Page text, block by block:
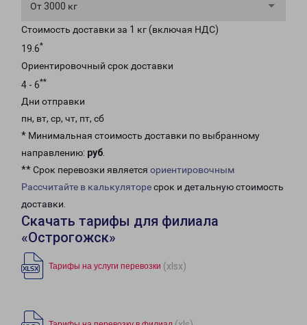
От 3000 кг
Стоимость доставки за 1 кг (включая НДС)
19.6*
Ориентировочный срок доставки
4 - 6**
Дни отправки
пн, вт, ср, чт, пт, сб
* Минимальная стоимость доставки по выбранному
направлению: руб.
** Срок перевозки является ориентировочным
Рассчитайте в калькуляторесрок и детальную стоимость
доставки.
Скачать тарифы для филиала
«Острогожск»
Тарифы на услуги перевозки (xlsx)